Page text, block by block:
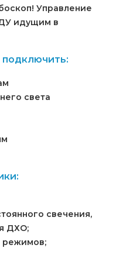
Управление
ДУ идущим в
света
свечения,
ДХО;
режимов;